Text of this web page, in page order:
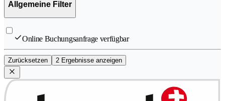
Allgemeine Filter
Online Buchungsanfrage verfügbar
Zurücksetzen 2 Ergebnisse anzeigen